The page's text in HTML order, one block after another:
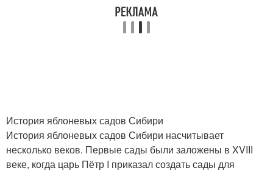
Растения в японских
История яблоневых садов Сибири
История яблоневых садов Сибири насчитывает
несколько веков. Первые сады были заложены в XVIII
веке, когда царь Пётр I приказал создать сады для